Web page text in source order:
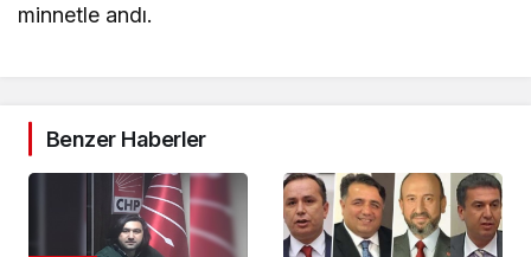
minnetle andı.
Benzer Haberler